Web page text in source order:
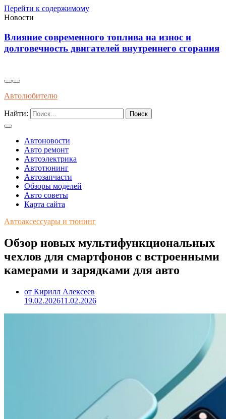
Перейти к содержимому
Новости
Диагностика износостойкости тормозных
колодок через вибрационные и температурные
Автолюбителю
Найти:
Автоновости
Авто ремонт
Автоэлектрика
Автотюнинг
Автозапчасти
Обзоры моделей
Авто советы
Карта сайта
Автоаксессуары и тюнинг
Обзор новых мультифункциональных
чехлов для смартфонов с встроенными
камерами и зарядками для авто
от Кирилл Алексеев
19.02.202611.02.2026